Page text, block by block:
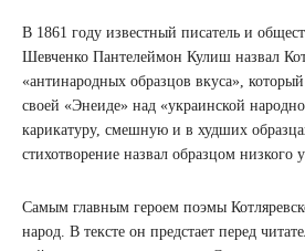
В 1861 году известный писатель и
Шевченко Пантелеймон Кулиш назвал
«антинародных образцов вкуса»,
своей «Энеиде» над «украинской
карикатуру, смешную и в худших
стихотворение назвал образцом низкого
Самым главным героем поэмы
народ. В тексте он предстает перед